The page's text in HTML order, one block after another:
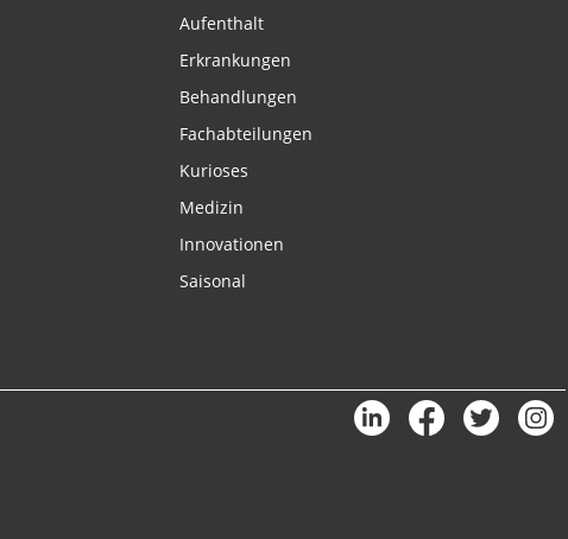
Aufenthalt
Erkrankungen
Behandlungen
Fachabteilungen
Kurioses
Medizin
Innovationen
Saisonal